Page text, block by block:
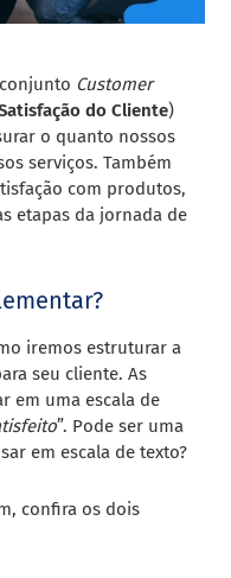
Customer
do Cliente)
o quanto nossos
serviços. Também
com produtos,
etapas da jornada de
iremos estruturar a
seu cliente. As
em uma escala de
”. Pode ser uma
em escala de texto?
confira os dois